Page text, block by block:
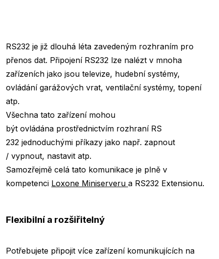
RS232 je již dlouhá léta zavedeným rozhraním pro
přenos dat. Připojení RS232 lze nalézt v mnoha
zařízeních jako jsou televize, hudební systémy,
ovládání garážových vrat, ventilační systémy, topení
atp.
Všechna tato zařízení mohou
být ovládána prostřednictvím rozhraní RS
232 jednoduchými příkazy jako např. zapnout
/ vypnout, nastavit atp.
Samozřejmě celá tato komunikace je plně v
kompetenci Loxone Miniserveru a RS232 Extensionu.
Flexibilní a rozšiřitelný
Potřebujete připojit více zařízení komunikujících na